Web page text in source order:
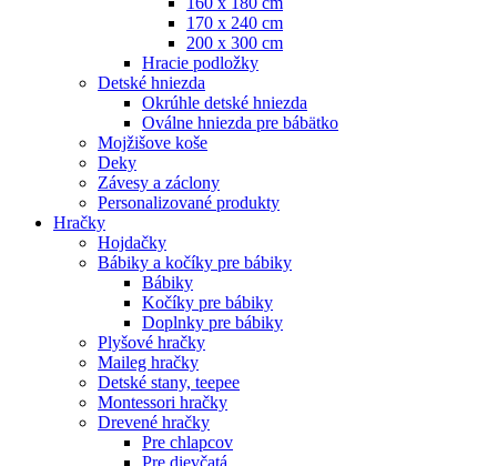
170 x 240 cm
200 x 300 cm
Hracie podložky
Detské hniezda
Okrúhle detské hniezda
Oválne hniezda pre bábätko
Mojžišove koše
Deky
Závesy a záclony
Personalizované produkty
Hračky
Hojdačky
Bábiky a kočíky pre bábiky
Bábiky
Kočíky pre bábiky
Doplnky pre bábiky
Plyšové hračky
Maileg hračky
Detské stany, teepee
Montessori hračky
Drevené hračky
Pre chlapcov
Pre dievčatá